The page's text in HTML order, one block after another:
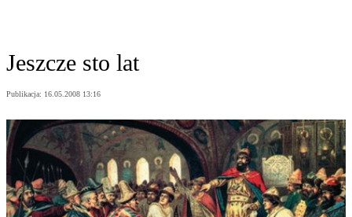
Jeszcze sto lat
Publikacja: 16.05.2008 13:16